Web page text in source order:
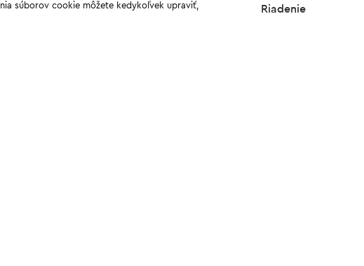
súborov cookie môžete kedykoľvek upraviť,
Riadenie